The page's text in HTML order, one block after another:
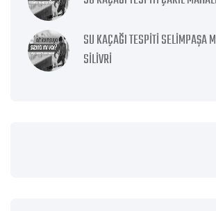
SU KAÇAĞI TESPITI SELIMPAŞA
SILIVRI